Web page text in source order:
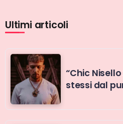
Ultimi articoli
“Chic
stessi dal